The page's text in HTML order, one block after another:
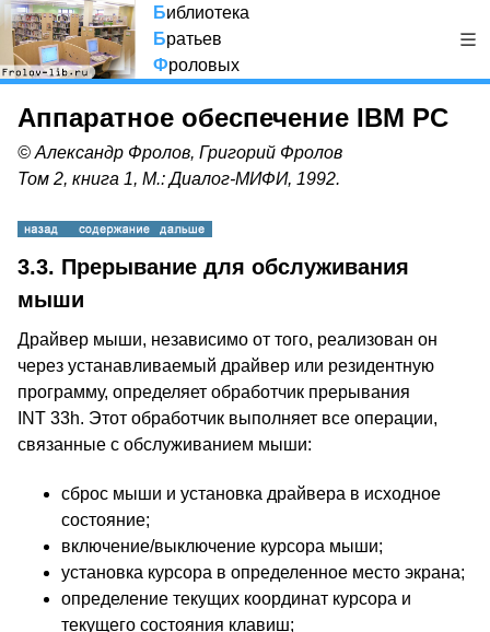
Библиотека
Братьев
Фроловых
Аппаратное обеспечение IBM PC
© Александр Фролов, Григорий Фролов
Том 2, книга 1, М.: Диалог-МИФИ, 1992.
3.3. Прерывание для обслуживания
мыши
Драйвер мыши, независимо от того, реализован он
через устанавливаемый драйвер или резидентную
программу, определяет обработчик прерывания
INT 33h. Этот обработчик выполняет все операции,
связанные с обслуживанием мыши:
сброс мыши и установка драйвера в исходное
состояние;
включение/выключение курсора мыши;
установка курсора в определенное место экрана;
определение текущих координат курсора и
текущего состояния клавиш;